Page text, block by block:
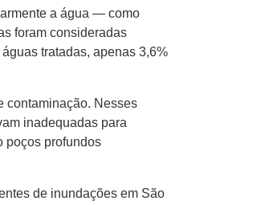
a água — como
foram consideradas
tratadas, apenas 3,6%
contaminação. Nesses
inadequadas para
poços profundos
de inundações em São